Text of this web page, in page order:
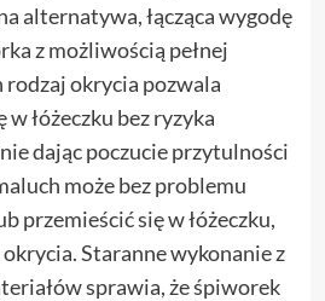
alternatywa, łącząca wygodę
z możliwością pełnej
rodzaj okrycia pozwala
łóżeczku bez ryzyka
dając poczucie przytulności
może bez problemu
przemieścić się w łóżeczku,
Staranne wykonanie z
sprawia, że śpiworek